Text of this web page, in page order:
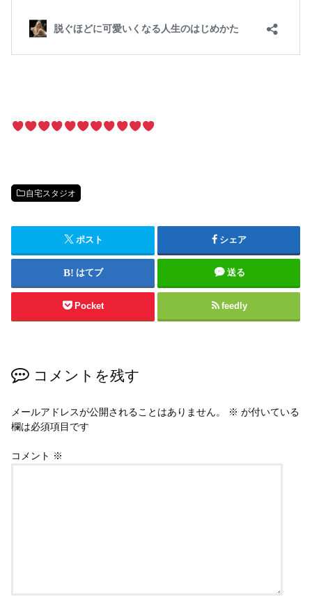
自宅スタジオ
ポスト シェア
はてブ 送る
Pocket feedly
コメントを残す
メールアドレスが公開されることはありません。 ※ が付いている
欄は必須項目です
コメント ※